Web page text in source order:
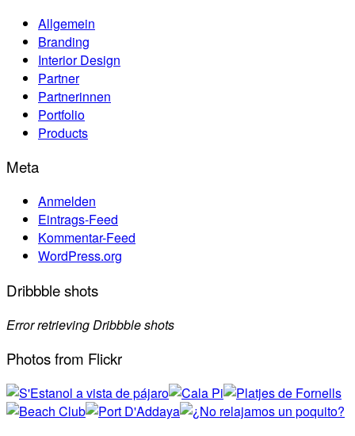
Allgemein
Branding
Interior Design
Partner
Partnerinnen
Portfolio
Products
Meta
Anmelden
Eintrags-Feed
Kommentar-Feed
WordPress.org
Dribbble shots
Error retrieving Dribbble shots
Photos from Flickr